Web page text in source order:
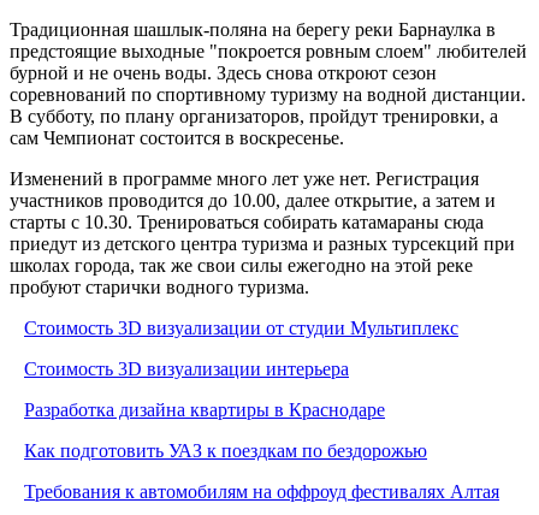
Традиционная шашлык-поляна на берегу реки Барнаулка в
предстоящие выходные "покроется ровным слоем" любителей
бурной и не очень воды. Здесь снова откроют сезон
соревнований по спортивному туризму на водной дистанции.
В субботу, по плану организаторов, пройдут тренировки, а
сам Чемпионат состоится в воскресенье.
Изменений в программе много лет уже нет. Регистрация
участников проводится до 10.00, далее открытие, а затем и
старты с 10.30. Тренироваться собирать катамараны сюда
приедут из детского центра туризма и разных турсекций при
школах города, так же свои силы ежегодно на этой реке
пробуют старички водного туризма.
Стоимость 3D визуализации от студии Мультиплекс
Стоимость 3D визуализации интерьера
Разработка дизайна квартиры в Краснодаре
Как подготовить УАЗ к поездкам по бездорожью
Требования к автомобилям на оффроуд фестивалях Алтая